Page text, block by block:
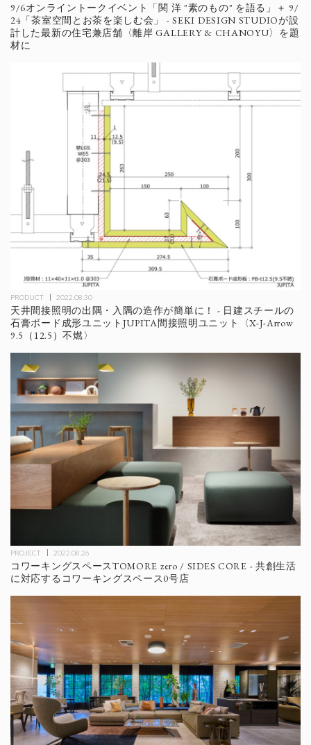
9/6オンライントークイベント「関 洋 "素のもの" を語る」＋ 9/
24「茶室空間とお茶を楽しむ会」 - SEKI DESIGN STUDIOが設
計した最新の住宅兼店舗〈離岸 GALLERY & CHANOYU〉を題
材に
PRODUCT 2022.08.30
天井間接照明の出隅・入隅の造作が簡単に！ - 日建スチールの
石膏ボード成形ユニットJUPITA間接照明ユニット〈X-J-Arrow
9.5（12.5）不燃〉
PROJECT 2022.08.26
コワーキングスペースTOMORE zero / SIDES CORE - 共創生活
に対応するコワーキングスペース0号店